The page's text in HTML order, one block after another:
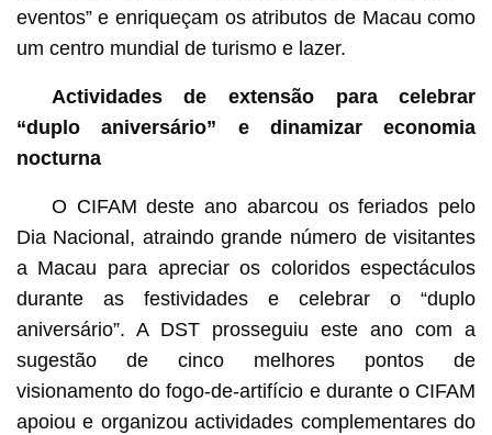
eventos” e enriqueçam os atributos de Macau como
um centro mundial de turismo e lazer.
Actividades de extensão para celebrar
“duplo aniversário” e dinamizar economia
nocturna
O CIFAM deste ano abarcou os feriados pelo
Dia Nacional, atraindo grande número de visitantes
a Macau para apreciar os coloridos espectáculos
durante as festividades e celebrar o “duplo
aniversário”. A DST prosseguiu este ano com a
sugestão de cinco melhores pontos de
visionamento do fogo-de-artifício e durante o CIFAM
apoiou e organizou actividades complementares do